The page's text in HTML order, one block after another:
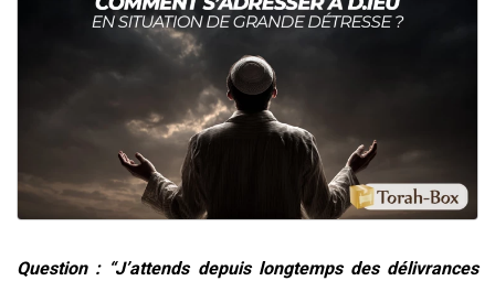
Eva vient de donner son Maasser
Question : “J’attends depuis longtemps des délivrances